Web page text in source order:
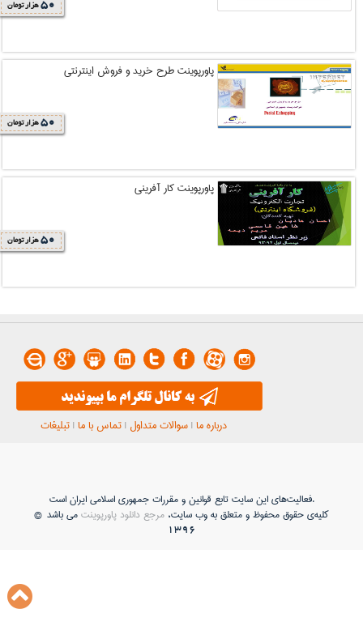
50 هزار تومان
پاورپوینت طرح خريد و فروش اينترنتي
50 هزار تومان
پاورپوینت کار آفرینی
50 هزار تومان
درباره ما |سوالات متداول |تماس با ما |تبلیغات
فعاليت‌های اين سايت تابع قوانين و مقررات جمهوری اسلامی ايران است.
کلیه‌ی حقوق محفوظ و متعلق به وب سایت،مرجع دانلود پاورپوینتمی باشد ©
1396